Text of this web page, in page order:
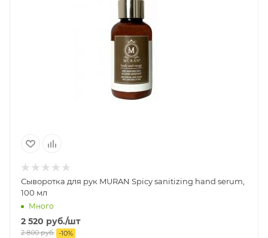
Сыворотка для рук MURAN Spicy sanitizing hand serum,
100 мл
Много
2 520 руб./шт
2 800руб. -10%